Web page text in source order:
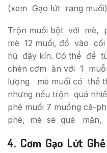
(xem Gạo lứt rang
Trộn muối bột với mè,
mè 12 muối, đổ vào
hũ đậy kín. Có thể để
chén cơm ăn với 1
lượng mè muối có thể
nhưng nếu trộn quá
phê muối 7 muỗng cà-
phê, mè sẽ quá mặn,
4. Cơm Gạo Lứt